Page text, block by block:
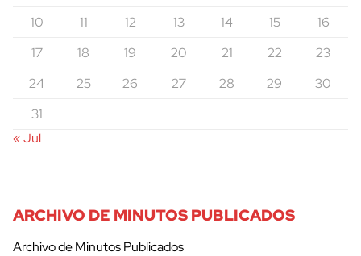
10 11 12 13 14 15
16
17
18 19 20 21 22
23
24
25 26 27 28 29
30
31
« Jul
ARCHIVO DE MINUTOS PUBLICADOS
Archivo de Minutos Publicados